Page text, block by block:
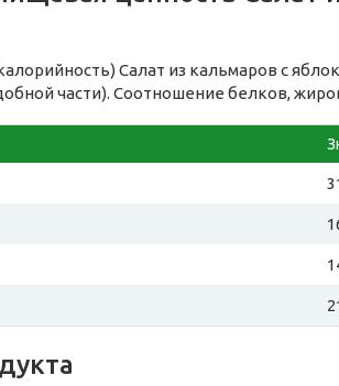
Салат из кальмаров с
части). Соотношение белков,